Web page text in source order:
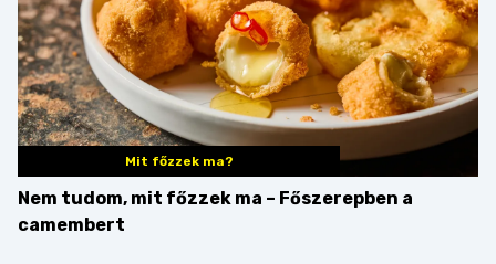
Mit főzzek ma?
Nem tudom, mit főzzek ma – Főszerepben a
camembert